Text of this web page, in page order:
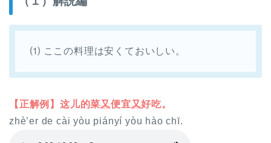
⑴ ここの料理は安くておいしい。
【正解例】这儿的菜又便宜又好吃。
zhè’er de cài yòu piányí yòu hào chī.